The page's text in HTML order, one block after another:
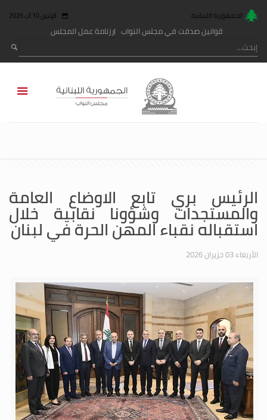
الجمهورية اللبنانية الإثنين 10 آب 2026
قوانين صدقت في مجلس النواب رزنامة عمل المجلس
الرئيس بري تابع الاوضاع العامة
والمستجدات وشؤونا نقابية خلال
استقباله نقباء المهن الحرة في لبنان
الأربعاء 03 حزيران 2026